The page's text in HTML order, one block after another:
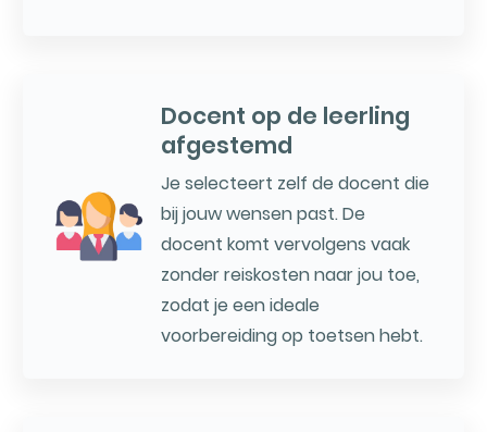
Docent op de leerling
afgestemd
Je selecteert zelf de docent die
bij jouw wensen past. De
docent komt vervolgens vaak
zonder reiskosten naar jou toe,
zodat je een ideale
voorbereiding op toetsen hebt.